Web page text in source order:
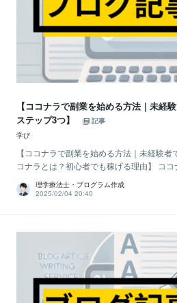
【ココナラで副業を始める方法｜未経
ステップ3つ】
記事
学び
【ココナラで副業を始める方法｜未経験
コナラとは？初心者でも稼げる理由】 ココ
理学療法士・プログラム作成
2025/02/04 20:40